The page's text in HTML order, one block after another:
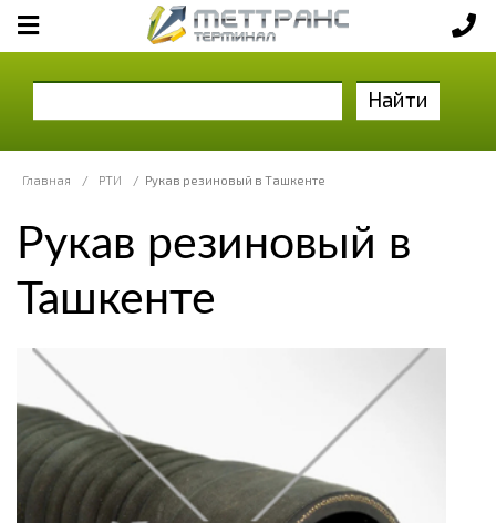
Найти
Главная / РТИ / Рукав резиновый в Ташкенте
Рукав резиновый в
Ташкенте